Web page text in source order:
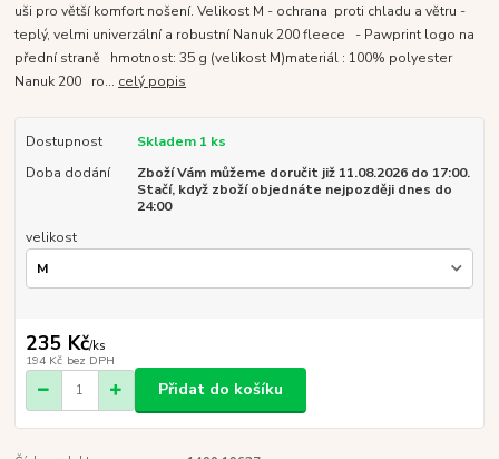
uši pro větší komfort nošení. Velikost M - ochrana proti chladu a větru -
teplý, velmi univerzální a robustní Nanuk 200 fleece - Pawprint logo na
přední straně hmotnost: 35 g (velikost M)materiál : 100% polyester
Nanuk 200 ro... celý popis
Dostupnost
Skladem 1 ks
Doba dodání
Zboží Vám můžeme doručit již 11.08.2026 do 17:00.
Stačí, když zboží objednáte nejpozději dnes do
24:00
velikost
235 Kč/ks
194 Kč bez DPH
Přidat do košíku